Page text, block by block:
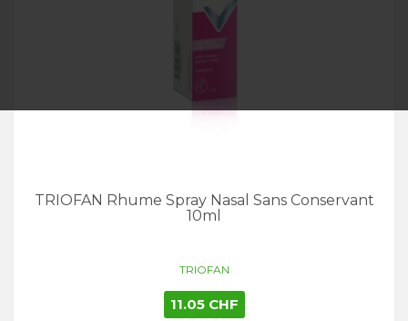
TRIOFAN Rhume Spray Nasal Sans Conservant
10ml
TRIOFAN
11.05 CHF